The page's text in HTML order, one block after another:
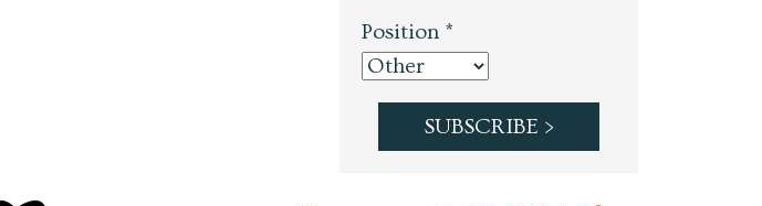
Position *